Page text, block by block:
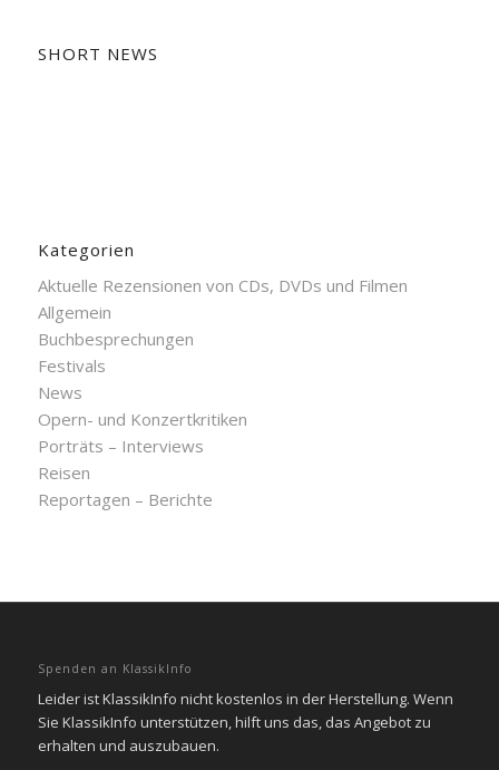
SHORT NEWS
Kategorien
Aktuelle Rezensionen von CDs, DVDs und Filmen
Allgemein
Buchbesprechungen
Festivals
News
Opern- und Konzertkritiken
Porträts – Interviews
Reisen
Reportagen – Berichte
Spenden an KlassikInfo
Leider ist KlassikInfo nicht kostenlos in der Herstellung. Wenn
Sie KlassikInfo unterstützen, hilft uns das, das Angebot zu
erhalten und auszubauen.